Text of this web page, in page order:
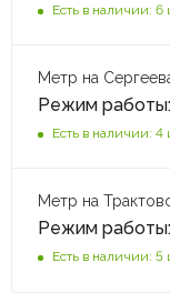
Есть в наличии: 6
Метр на
Режим
Есть в наличии: 4
Метр на
Режим
Есть в наличии: 5